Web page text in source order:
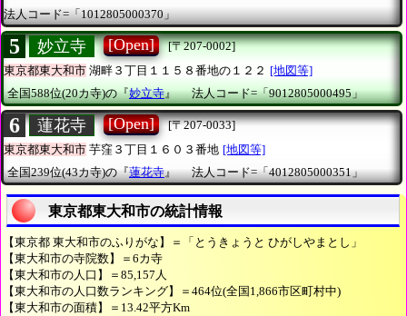
法人コード=「1012805000370」
5 妙立寺 [Open]
[〒207-0002]
東京都東大和市 湖畔３丁目１１５８番地の１２２ [地図等]
全国588位(20カ寺)の『妙立寺』 法人コード=「9012805000495」
6 蓮花寺 [Open]
[〒207-0033]
東京都東大和市 芋窪３丁目１６０３番地 [地図等]
全国239位(43カ寺)の『蓮花寺』 法人コード=「4012805000351」
東京都東大和市の統計情報
【東京都 東大和市のふりがな】＝「とうきょうと ひがしやまとし」
【東大和市の寺院数】＝6カ寺
【東大和市の人口】＝85,157人
【東大和市の人口数ランキング】＝464位(全国1,866市区町村中)
【東大和市の面積】＝13.42平方Km